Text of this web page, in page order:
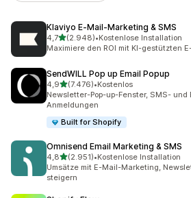
Klaviyo E‑Mail‑Marketing & SMS
4,7von 5 Sternen
(2.948)
2948 Rezensionen insgesamt
•Kostenlose Installation
Maximiere den ROI mit KI-gestützten
SendWILL Pop up Email Popup
4,9von 5 Sternen
(7.476)
7476 Rezensionen insgesamt
•Kostenlos
Newsletter-Pop-up-Fenster, SMS-
Anmeldungen
Built for Shopify
Omnisend Email Marketing & SMS
4,8von 5 Sternen
(2.951)
2951 Rezensionen insgesamt
•Kostenlose Installation
Umsätze mit E-Mail-Marketing,
steigern